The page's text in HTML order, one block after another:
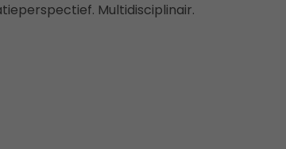
Multidisciplinair.